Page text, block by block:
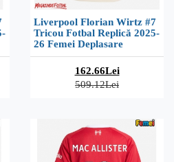
Liverpool Florian Wirtz #7
Tricou Fotbal Replică 2025-
26 Femei Deplasare
162.66Lei
509.12Lei